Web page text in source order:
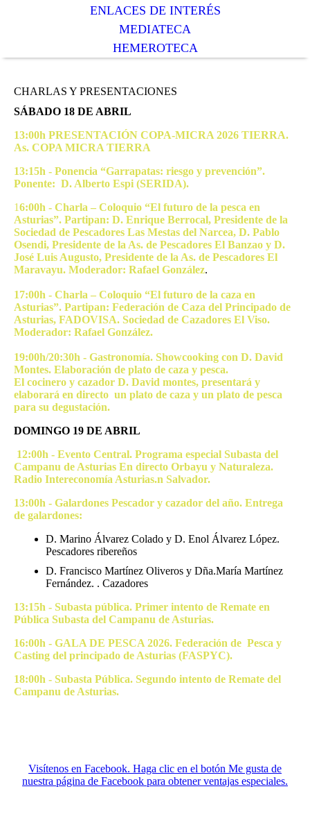
ENLACES DE INTERÉS
MEDIATECA
HEMEROTECA
CHARLAS Y PRESENTACIONES
SÁBADO 18 DE ABRIL
13:00h PRESENTACIÓN COPA-MICRA 2026 TIERRA.
As. COPA MICRA TIERRA
13:15h - Ponencia “Garrapatas: riesgo y prevención”.
Ponente: D. Alberto Espi (SERIDA).
16:00h - Charla – Coloquio “El futuro de la pesca en
Asturias”. Partipan: D. Enrique Berrocal, Presidente de la
Sociedad de Pescadores Las Mestas del Narcea, D. Pablo
Osendi, Presidente de la As. de Pescadores El Banzao y D.
José Luis Augusto, Presidente de la As. de Pescadores El
Maravayu. Moderador: Rafael González.
17:00h - Charla – Coloquio “El futuro de la caza en
Asturias”. Partipan: Federación de Caza del Principado de
Asturias, FADOVISA. Sociedad de Cazadores El Viso.
Moderador: Rafael González.
19:00h/20:30h - Gastronomía. Showcooking con D. David
Montes. Elaboración de plato de caza y pesca.
El cocinero y cazador D. David montes, presentará y
elaborará en directo un plato de caza y un plato de pesca
para su degustación.
DOMINGO 19 DE ABRIL
12:00h - Evento Central. Programa especial Subasta del
Campanu de Asturias En directo Orbayu y Naturaleza.
Radio Intereconomía Asturias.n Salvador.
13:00h - Galardones Pescador y cazador del año. Entrega
de galardones:
D. Marino Álvarez Colado y D. Enol Álvarez López.
Pescadores ribereños
D. Francisco Martínez Oliveros y Dña.María Martínez
Fernández. . Cazadores
13:15h - Subasta pública. Primer intento de Remate en
Pública Subasta del Campanu de Asturias.
16:00h - GALA DE PESCA 2026. Federación de Pesca y
Casting del principado de Asturias (FASPYC).
18:00h - Subasta Pública. Segundo intento de Remate del
Campanu de Asturias.
Visítenos en Facebook. Haga clic en el botón Me gusta de
nuestra página de Facebook para obtener ventajas especiales.